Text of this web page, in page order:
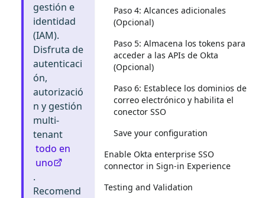
gestión e
identidad
(IAM).
Disfruta de
autenticaci
ón,
autorizació
n y gestión
multi-
tenant
todo en
uno
.
Recomend
Paso 4: Alcances adicionales
(Opcional)
Paso 5: Almacena los tokens para
acceder a las APIs de Okta
(Opcional)
Paso 6: Establece los dominios de
correo electrónico y habilita el
conector SSO
Save your configuration
Enable Okta enterprise SSO
connector in Sign-in Experience
Testing and Validation